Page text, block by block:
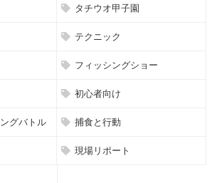
タチウオ甲子園
テクニック
フィッシングショー
初心者向け
グバトル 捕食と行動
現場リポート